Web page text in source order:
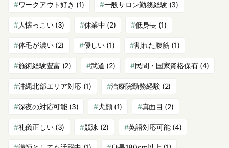
ワークアウト好き (1) 一般サロン勤務経験(3)
人懐っこい(3) 休業中 (2) 低身長 (1)
体毛が濃い(2) 優しい(1) 割れた腹筋(1)
施術経験豊富 (2) 武道 (2) 民間・国家資格保有(4)
沖縄北部エリア対応 (1) 治療院勤務経験(2)
深夜の対応可能(3) 犬顔(1) 真面目 (2)
礼儀正しい(3) 競泳 (2) 英語対応可能(4)